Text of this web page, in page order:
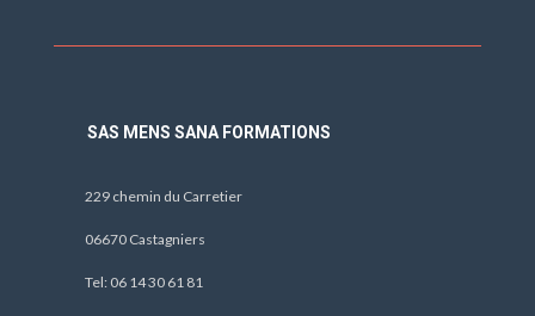
SAS MENS SANA FORMATIONS
229 chemin du Carretier
06670 Castagniers
Tel: 06 14 30 61 81